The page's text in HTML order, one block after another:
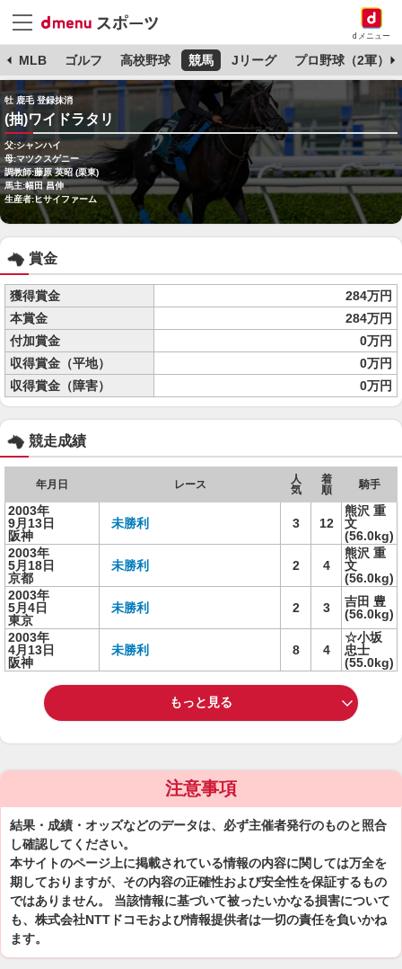
dメニュー
MLB ゴルフ 高校野球 競馬 Jリーグ プロ野球（2軍）
牡 鹿毛 登録抹消
(抽)ワイドラタリ
父:シャンハイ
母:マツクスゲニー
調教師:藤原 英昭 (栗東)
馬主:幅田 昌伸
生産者:ヒサイファーム
賞金
獲得賞金
284万円
本賞金
284万円
付加賞金
0万円
収得賞金（平地）
0万円
収得賞金（障害）
0万円
競走成績
年月日 レース
人
気
着
順
騎手
2003年
9月13日
阪神
未勝利 3 12
熊沢 重
文
(56.0kg)
2003年
5月18日
京都
未勝利 2 4
熊沢 重
文
(56.0kg)
2003年
5月4日
東京
未勝利 2 3
吉田 豊
(56.0kg)
2003年
4月13日
阪神
未勝利 8 4
☆小坂
忠士
(55.0kg)
もっと見る
注意事項
結果・成績・オッズなどのデータは、必ず主催者発行のものと照合
し確認してください。
本サイトのページ上に掲載されている情報の内容に関しては万全を
期しておりますが、その内容の正確性および安全性を保証するもの
ではありません。 当該情報に基づいて被ったいかなる損害について
も、株式会社NTTドコモおよび情報提供者は一切の責任を負いかね
ます。